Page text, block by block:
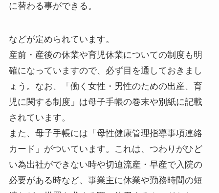
に替わる事ができる。
などが定められています。
産前・産後の休業や育児休業についての制度も明
確になっていますので、必ず目を通しておきまし
ょう。なお、「働く女性・男性のための出産、育
児に関する制度」は母子手帳の巻末や別紙に記載
されています。
また、母子手帳には「母性健康管理指導事項連絡
カード」がついています。これは、つわりがひど
い為出社ができない時や切迫流産・早産で入院の
必要がある時など、事業主に休業や勤務時間の短